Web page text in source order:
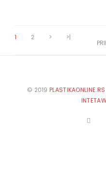
1 2 > >|
© 2019PLASTIKAONLINE.RS